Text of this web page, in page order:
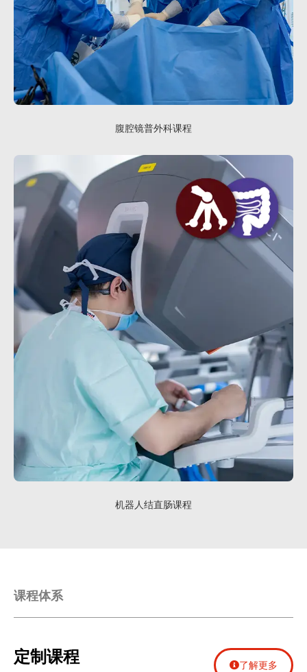
腹腔镜普外科课程
机器人结直肠课程
课程体系
定制课程 了解更多